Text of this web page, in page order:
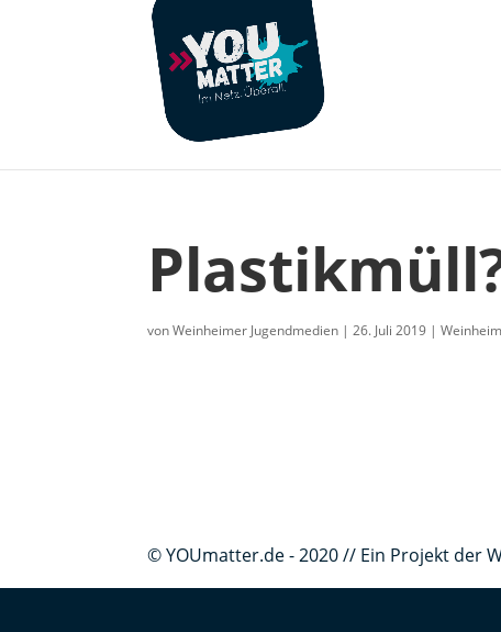
vonWeinheimer Jugendmedien |26. Juli 2019 |Weinheim
© YOUmatter.de - 2020 // Ein Projekt der